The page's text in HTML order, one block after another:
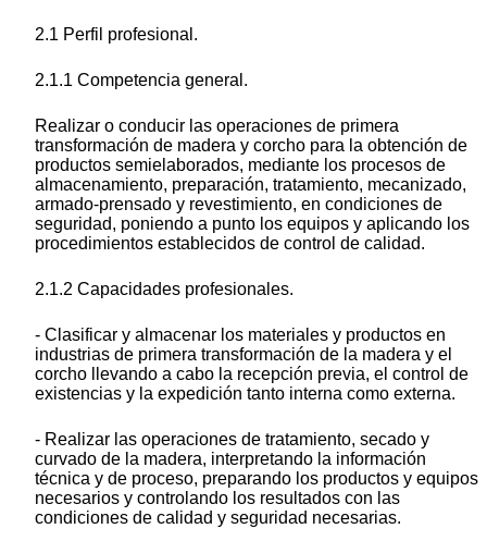
2.1 Perfil profesional.
2.1.1 Competencia general.
Realizar o conducir las operaciones de primera
transformación de madera y corcho para la obtención de
productos semielaborados, mediante los procesos de
almacenamiento, preparación, tratamiento, mecanizado,
armado-prensado y revestimiento, en condiciones de
seguridad, poniendo a punto los equipos y aplicando los
procedimientos establecidos de control de calidad.
2.1.2 Capacidades profesionales.
- Clasificar y almacenar los materiales y productos en
industrias de primera transformación de la madera y el
corcho llevando a cabo la recepción previa, el control de
existencias y la expedición tanto interna como externa.
- Realizar las operaciones de tratamiento, secado y
curvado de la madera, interpretando la información
técnica y de proceso, preparando los productos y equipos
necesarios y controlando los resultados con las
condiciones de calidad y seguridad necesarias.